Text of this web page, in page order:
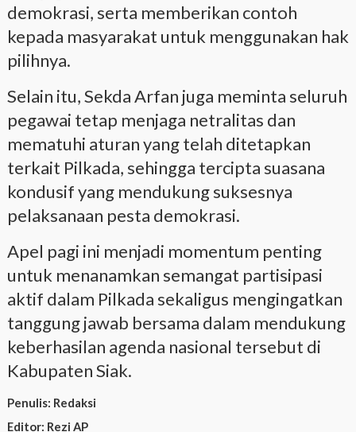
demokrasi, serta memberikan contoh
kepada masyarakat untuk menggunakan hak
pilihnya.
Selain itu, Sekda Arfan juga meminta seluruh
pegawai tetap menjaga netralitas dan
mematuhi aturan yang telah ditetapkan
terkait Pilkada, sehingga tercipta suasana
kondusif yang mendukung suksesnya
pelaksanaan pesta demokrasi.
Apel pagi ini menjadi momentum penting
untuk menanamkan semangat partisipasi
aktif dalam Pilkada sekaligus mengingatkan
tanggung jawab bersama dalam mendukung
keberhasilan agenda nasional tersebut di
Kabupaten Siak.
Penulis: Redaksi
Editor: Rezi AP